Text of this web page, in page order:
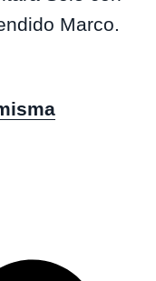
Marco.